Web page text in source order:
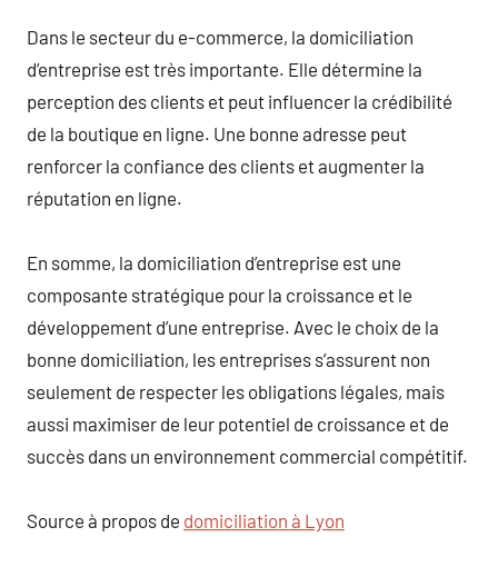
Dans le secteur du e-commerce, la domiciliation
d’entreprise est très importante. Elle détermine la
perception des clients et peut influencer la crédibilité
de la boutique en ligne. Une bonne adresse peut
renforcer la confiance des clients et augmenter la
réputation en ligne.
En somme, la domiciliation d’entreprise est une
composante stratégique pour la croissance et le
développement d’une entreprise. Avec le choix de la
bonne domiciliation, les entreprises s’assurent non
seulement de respecter les obligations légales, mais
aussi maximiser de leur potentiel de croissance et de
succès dans un environnement commercial compétitif.
Source à propos de domiciliation à Lyon